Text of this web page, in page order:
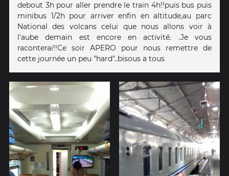
debout 3h pour aller prendre le train 4h!!puis bus puis
minibus 1/2h pour arriver enfin en altitude,au parc
National des volcans celui que nous allons voir à
l'aube demain est encore en activité. .Je vous
raconterai!!Ce soir APERO pour nous remettre de
cette journée un peu "hard"..bisous a tous